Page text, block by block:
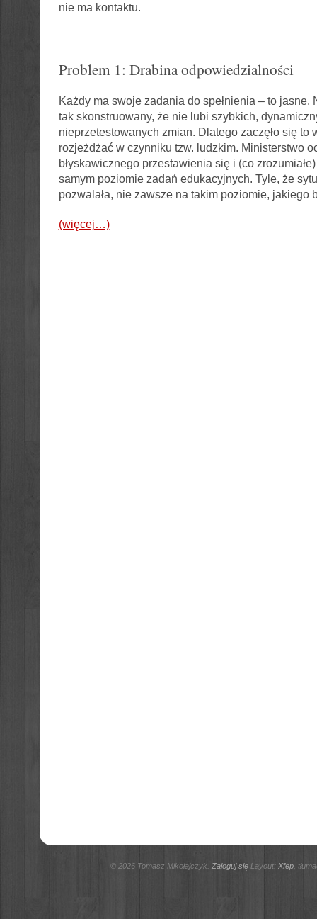
nie ma kontaktu.
Problem 1: Drabina odpowiedzialności
Każdy ma swoje zadania do spełnienia – to jasne.
tak skonstruowany, że nie lubi szybkich,
nieprzetestowanych zmian. Dlatego zaczęło się to
rozjeżdżać w czynniku tzw. ludzkim. Ministerstwo
błyskawicznego przestawienia się i (co
samym poziomie zadań edukacyjnych. Tyle, że
pozwalała, nie zawsze na takim poziomie, jakiego
(więcej…)
© 2026 Tomasz Mikołajczyk. Zaloguj sięLayout: Xfep,